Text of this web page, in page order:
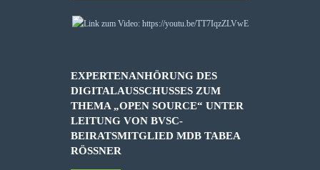
EXPERTENANHÖRUNG DES
DIGITALAUSSCHUSSES ZUM
THEMA „OPEN SOURCE“ UNTER
LEITUNG VON BVSC-
BEIRATSMITGLIED MDB TABEA
RÖSSNER